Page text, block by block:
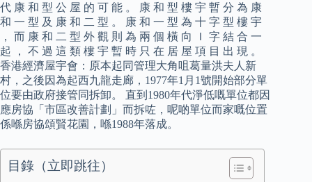
代 康 和 型 公 屋 的 可 能 。 康 和 型 樓 宇 暫 分 為 康
和 一 型 及 康 和 二 型 。 康 和 一 型 為 十 字 型 樓 宇
， 而 康 和 二 型 外 觀 則 為 兩 個 橫 向 Ｉ 字 結 合 一
起 ， 不 過 這 類 樓 宇 暫 時 只 在 居 屋 項 目 出 現 。
香港經濟屋宇會：原本起同管理大角咀葛量洪夫人新
村，之後因為起西九龍走廊，1977年1月1號開始部分單
位要由政府接管同拆卸。 直到1980年代淨低嘅單位都因
應房協「市區改善計劃」而拆咗，呢啲單位而家嘅位置
係喺房協頌賢花園，喺1988年落成。
目錄（立即跳往）